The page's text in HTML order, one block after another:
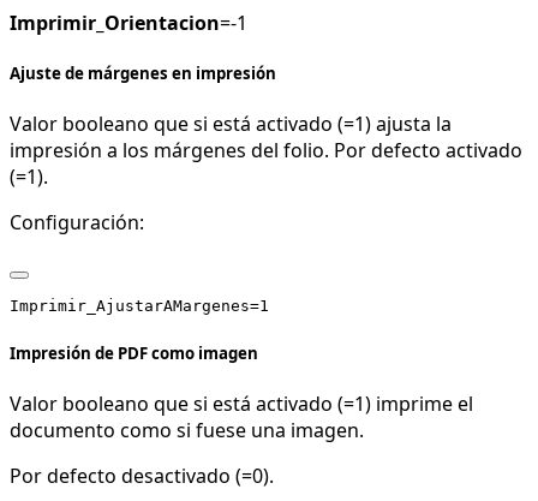
Imprimir_Orientacion=-1
Ajuste de márgenes en impresión
Valor booleano que si está activado (=1) ajusta la
impresión a los márgenes del folio. Por defecto activado
(=1).
Configuración:
Impresión de PDF como imagen
Valor booleano que si está activado (=1) imprime el
documento como si fuese una imagen.
Por defecto desactivado (=0).